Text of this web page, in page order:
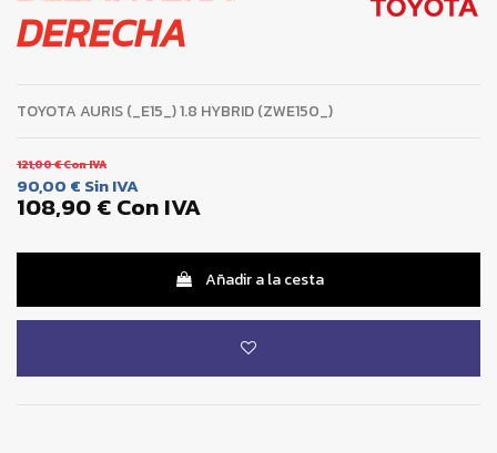
DERECHA
TOYOTA AURIS (_E15_) 1.8 HYBRID (ZWE150_)
121,00 €Con IVA
90,00 € Sin IVA
108,90 €Con IVA
Añadir a la cesta